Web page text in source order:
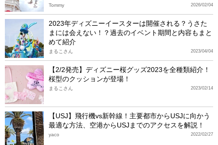
2026/02/04
Tommy
2023年ディズニーイースターは開催される？うさた
まには会えない！？過去のイベント期間と内容もまと
めて紹介
2023/04/04
まるこさん
【2/2発売】ディズニー桜グッズ2023を全種類紹介！
桜型のクッションが登場！
2023/02/14
まるこさん
【USJ】飛行機vs新幹線！主要都市からUSJに向かう
最適な方法、空港からUSJまでのアクセスを解説！
2022/02/27
yaco